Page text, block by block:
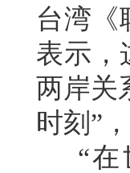
台湾《
表示，
两岸关
时刻”
“在